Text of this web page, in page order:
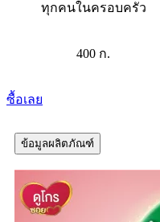
ทุกคนในครอบครัว
400 ก.
ซื้อเลย
ข้อมูลผลิตภัณฑ์